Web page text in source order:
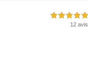
5,0 étoiles sur 5
12 avis